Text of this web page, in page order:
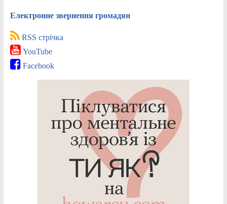
Електронне звернення громадян
RSS стрічка
YouTube
Facebook